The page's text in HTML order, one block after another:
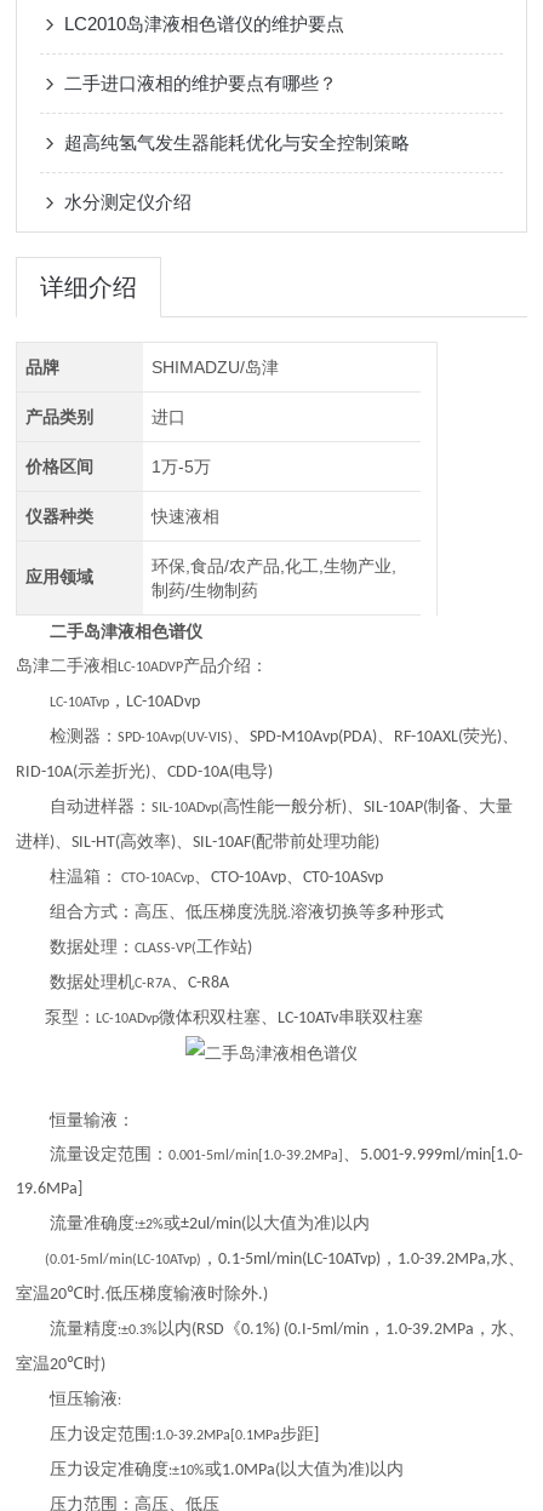
LC2010岛津液相色谱仪的维护要点
二手进口液相的维护要点有哪些？
超高纯氢气发生器能耗优化与安全控制策略
水分测定仪介绍
详细介绍
品牌 SHIMADZU/岛津
产品类别 进口
价格区间 1万-5万
仪器种类 快速液相
应用领域
环保,食品/农产品,化工,生物产业,
制药/生物制药
二手岛津液相色谱仪
岛津二手液相LC-10ADVP产品介绍：
LC-10ATvp ， LC-10ADvp
检测器：SPD-10Avp(UV-VIS)、SPD-M10Avp(PDA)、 RF-10AXL(荧光)、
RID-10A(示差折光)、CDD-10A(电导)
自动进样器：SIL-10ADvp(高性能一般分析)、SIL-10AP(制备、大量
进样)、SIL-HT(高效率)、SIL-10AF(配带前处理功能)
柱温箱：
CTO-10ACvp、CTO-10Avp、CT0-10ASvp
组合方式：高压、低压梯度洗脱.溶液切换等多种形式
数据处理：CLASS-VP(工作站)
数据处理机C-R7A、C-R8A
泵型：LC-10ADvp微体积双柱塞、 LC-10ATv串联双柱塞
恒量输液：
流量设定范围：0.001-5ml/min[1.0-39.2MPa] 、 5.001-9.999ml/min[1.0-
19.6MPa]
流量准确度:±2%或±2ul/min(以大值为准)以内
(0.01-5ml/min(LC-10ATvp) ，0.1-5ml/min(LC-10ATvp) ， 1.0-39.2MPa,水、
室温20℃时.低压梯度输液时除外.)
流量精度:±0.3% 以内(RSD 《0.1%) (0.I-5ml/min ， 1.0-39.2MPa ，水、
室温20℃时)
恒压输液:
压力设定范围 :1.0-39.2MPa[0.1MPa步距
压力设定准确度:±10%或1.0MPa(以大值为准)以内
压力范围：高压、低压